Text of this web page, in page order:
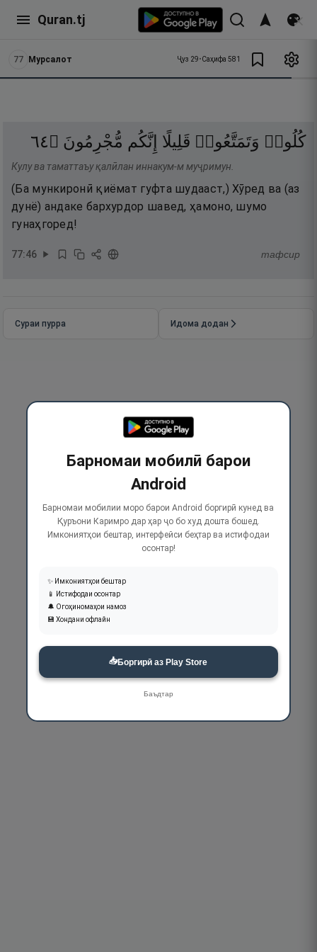
Quran.tj
77 Мурсалот Ҷуз 29•Саҳифа 581
كُلُوا۟ وَتَمَتَّعُوا۟ قَلِيلًا إِنَّكُم مُّجْرِمُونَ ۝٤٦
Кулу ва таматтаъу қалӣлан иннакум-м муҷримун.
(Ба мункиронӣ қиёмат гуфта шудааст,) Хӯред ва (аз
дунё) андаке бархурдор шавед, ҳамоно, шумо
гунаҳгоред!
77:46 тафсир
Сураи пурра Идома додан
Барномаи мобилӣ барои
Android
Барномаи мобилии моро барои Android боргирӣ кунед ва
Қуръони Каримро дар ҳар ҷо бо худ дошта бошед.
Имкониятҳои бештар, интерфейси беҳтар ва истифодаи
осонтар!
✨ Имкониятҳои бештар
📱 Истифодаи осонтар
🔔 Огоҳиномаҳои намоз
💾 Хондани офлайн
📥Боргирӣ аз Play Store
Баъдтар